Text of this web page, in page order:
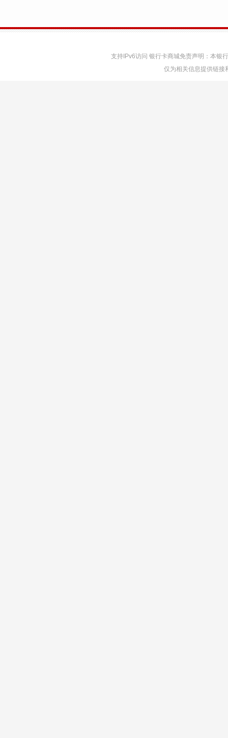
支持IPv6访问 银行卡商城免责声明：本银
仅为相关信息提供链接